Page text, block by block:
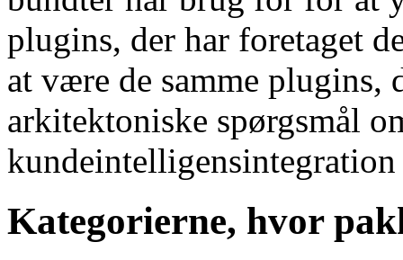
plugins, der har foretaget
at være de samme plugins,
arkitektoniske spørgsmål
Kategorierne, hvor